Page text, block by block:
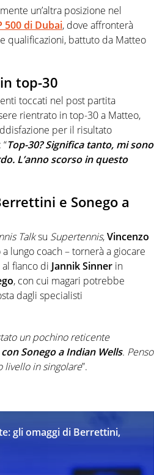
un’altra posizione nel
500 di Dubai, dove affronterà
qualificazioni, battuto da Matteo
top-30
toccati nel post partita
rientrato in top-30 a Matteo,
per il risultato
Top-30? Significa tanto, mi sono
L’anno scorso in questo
e Sonego a
Talksu Supertennis,Vincenzo
lungo coach – tornerà a giocare
fianco di Jannik Sinner in
, con cui magari potrebbe
dagli specialisti
un pochino reticente
Sonego a Indian Wells. Penso
livello in singolare”.
gli omaggi di Berrettini,